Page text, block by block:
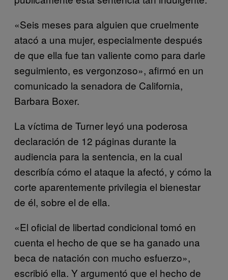
«Seis meses para alguien que cruelmente
atacó a una mujer, especialmente después
de que ella fue tan valiente como para darle
seguimiento, es vergonzoso», afirmó en un
comunicado la senadora de California,
Barbara Boxer.
La víctima de Turner leyó una poderosa
declaración de 12 páginas durante la
audiencia para la sentencia, en la cual
describía cómo el ataque la afectó, y cómo la
corte aparentemente privilegia el bienestar
de él, sobre el de ella.
«El oficial de libertad condicional tomó en
cuenta el hecho de que se ha ganado una
beca de natación con mucho esfuerzo»,
escribió ella. Y argumentó que el hecho de